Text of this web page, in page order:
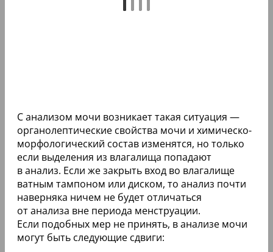
С анализом мочи возникает такая ситуация —
органолептические свойства мочи и химическо-
морфологический состав изменятся, но только
если выделения из влагалища попадают
в анализ. Если же закрыть вход во влагалище
ватным тампоном или диском, то анализ почти
наверняка ничем не будет отличаться
от анализа вне периода менструации.
Если подобных мер не принять, в анализе мочи
могут быть следующие сдвиги: